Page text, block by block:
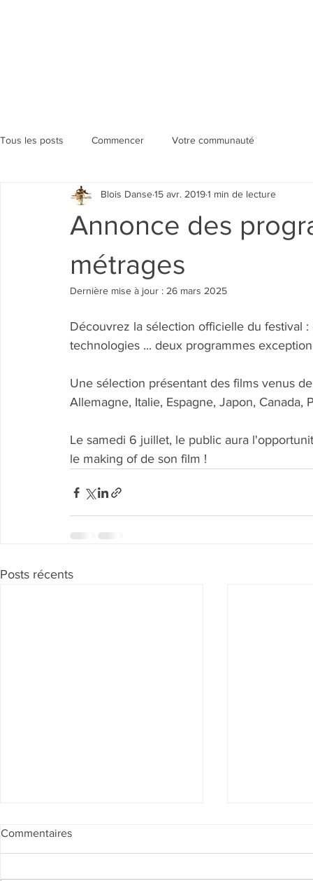
Tous les posts Commencer Votre communauté
Annonce des
métrages
Blois Danse15 avr. 20191 min de lecture
Dernière mise à jour : 26 mars 2025
Découvrez la sélection officielle du festival
technologies ... deux programmes
Une sélection présentant des films venus
Allemagne, Italie, Espagne, Japon, Canada,
Le samedi 6 juillet, le public aura
le making of de son film !
Posts récents
Commentaires